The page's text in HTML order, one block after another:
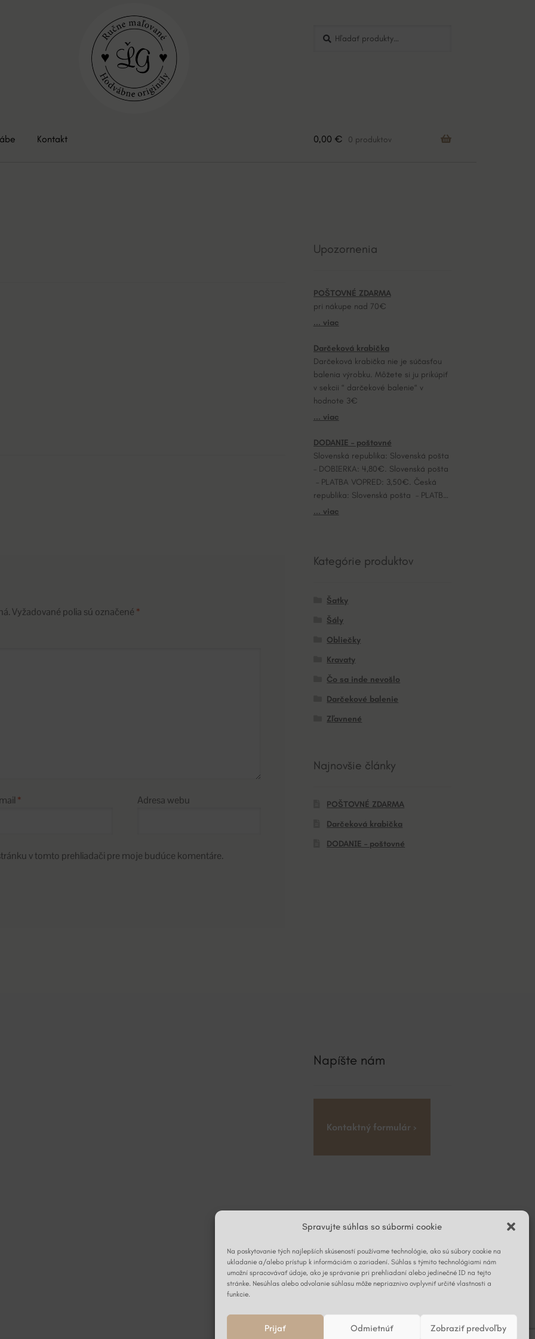
Spravujte súhlas so súbormi cookie
Na poskytovanie tých najlepších skúseností používame technológie, ako sú súbory cookie na
ukladanie a/alebo prístup k informáciám o zariadení. Súhlas s týmito technológiami nám
umožní spracovávať údaje, ako je správanie pri prehliadaní alebo jedinečné ID na tejto
stránke. Nesúhlas alebo odvolanie súhlasu môže nepriaznivo ovplyvniť určité vlastnosti a
funkcie.
Prijať Odmietnúť Zobraziť predvoľby
Kontakt 0,00 € 0 produktov
Vyžadované polia sú označené *
* Adresa webu
v tomto prehliadači pre moje budúce komentáre.
Upozornenia
POŠTOVNÉ ZDARMA
pri nákupe nad 70€
... viac
Darčeková krabička
Darčeková krabička nie je súčasťou
balenia výrobku. Môžete si ju prikúpiť
v sekcii “ darčekové balenie“ v
hodnote 3€
... viac
DODANIE – poštovné
Slovenská republika: Slovenská pošta
– DOBIERKA: 4,80€. Slovenská pošta
– PLATBA VOPRED: 3,50€. Česká
republika: Slovenská pošta – PLATBA
VOPRED: 7,20€.
... viac
Kategórie produktov
Šatky
Šály
Obliečky
Kravaty
Čo sa inde nevošlo
Darčekové balenie
Zľavnené
Najnovšie články
POŠTOVNÉ ZDARMA
Darčeková krabička
DODANIE – poštovné
Napíšte nám
Kontaktný formulár ›